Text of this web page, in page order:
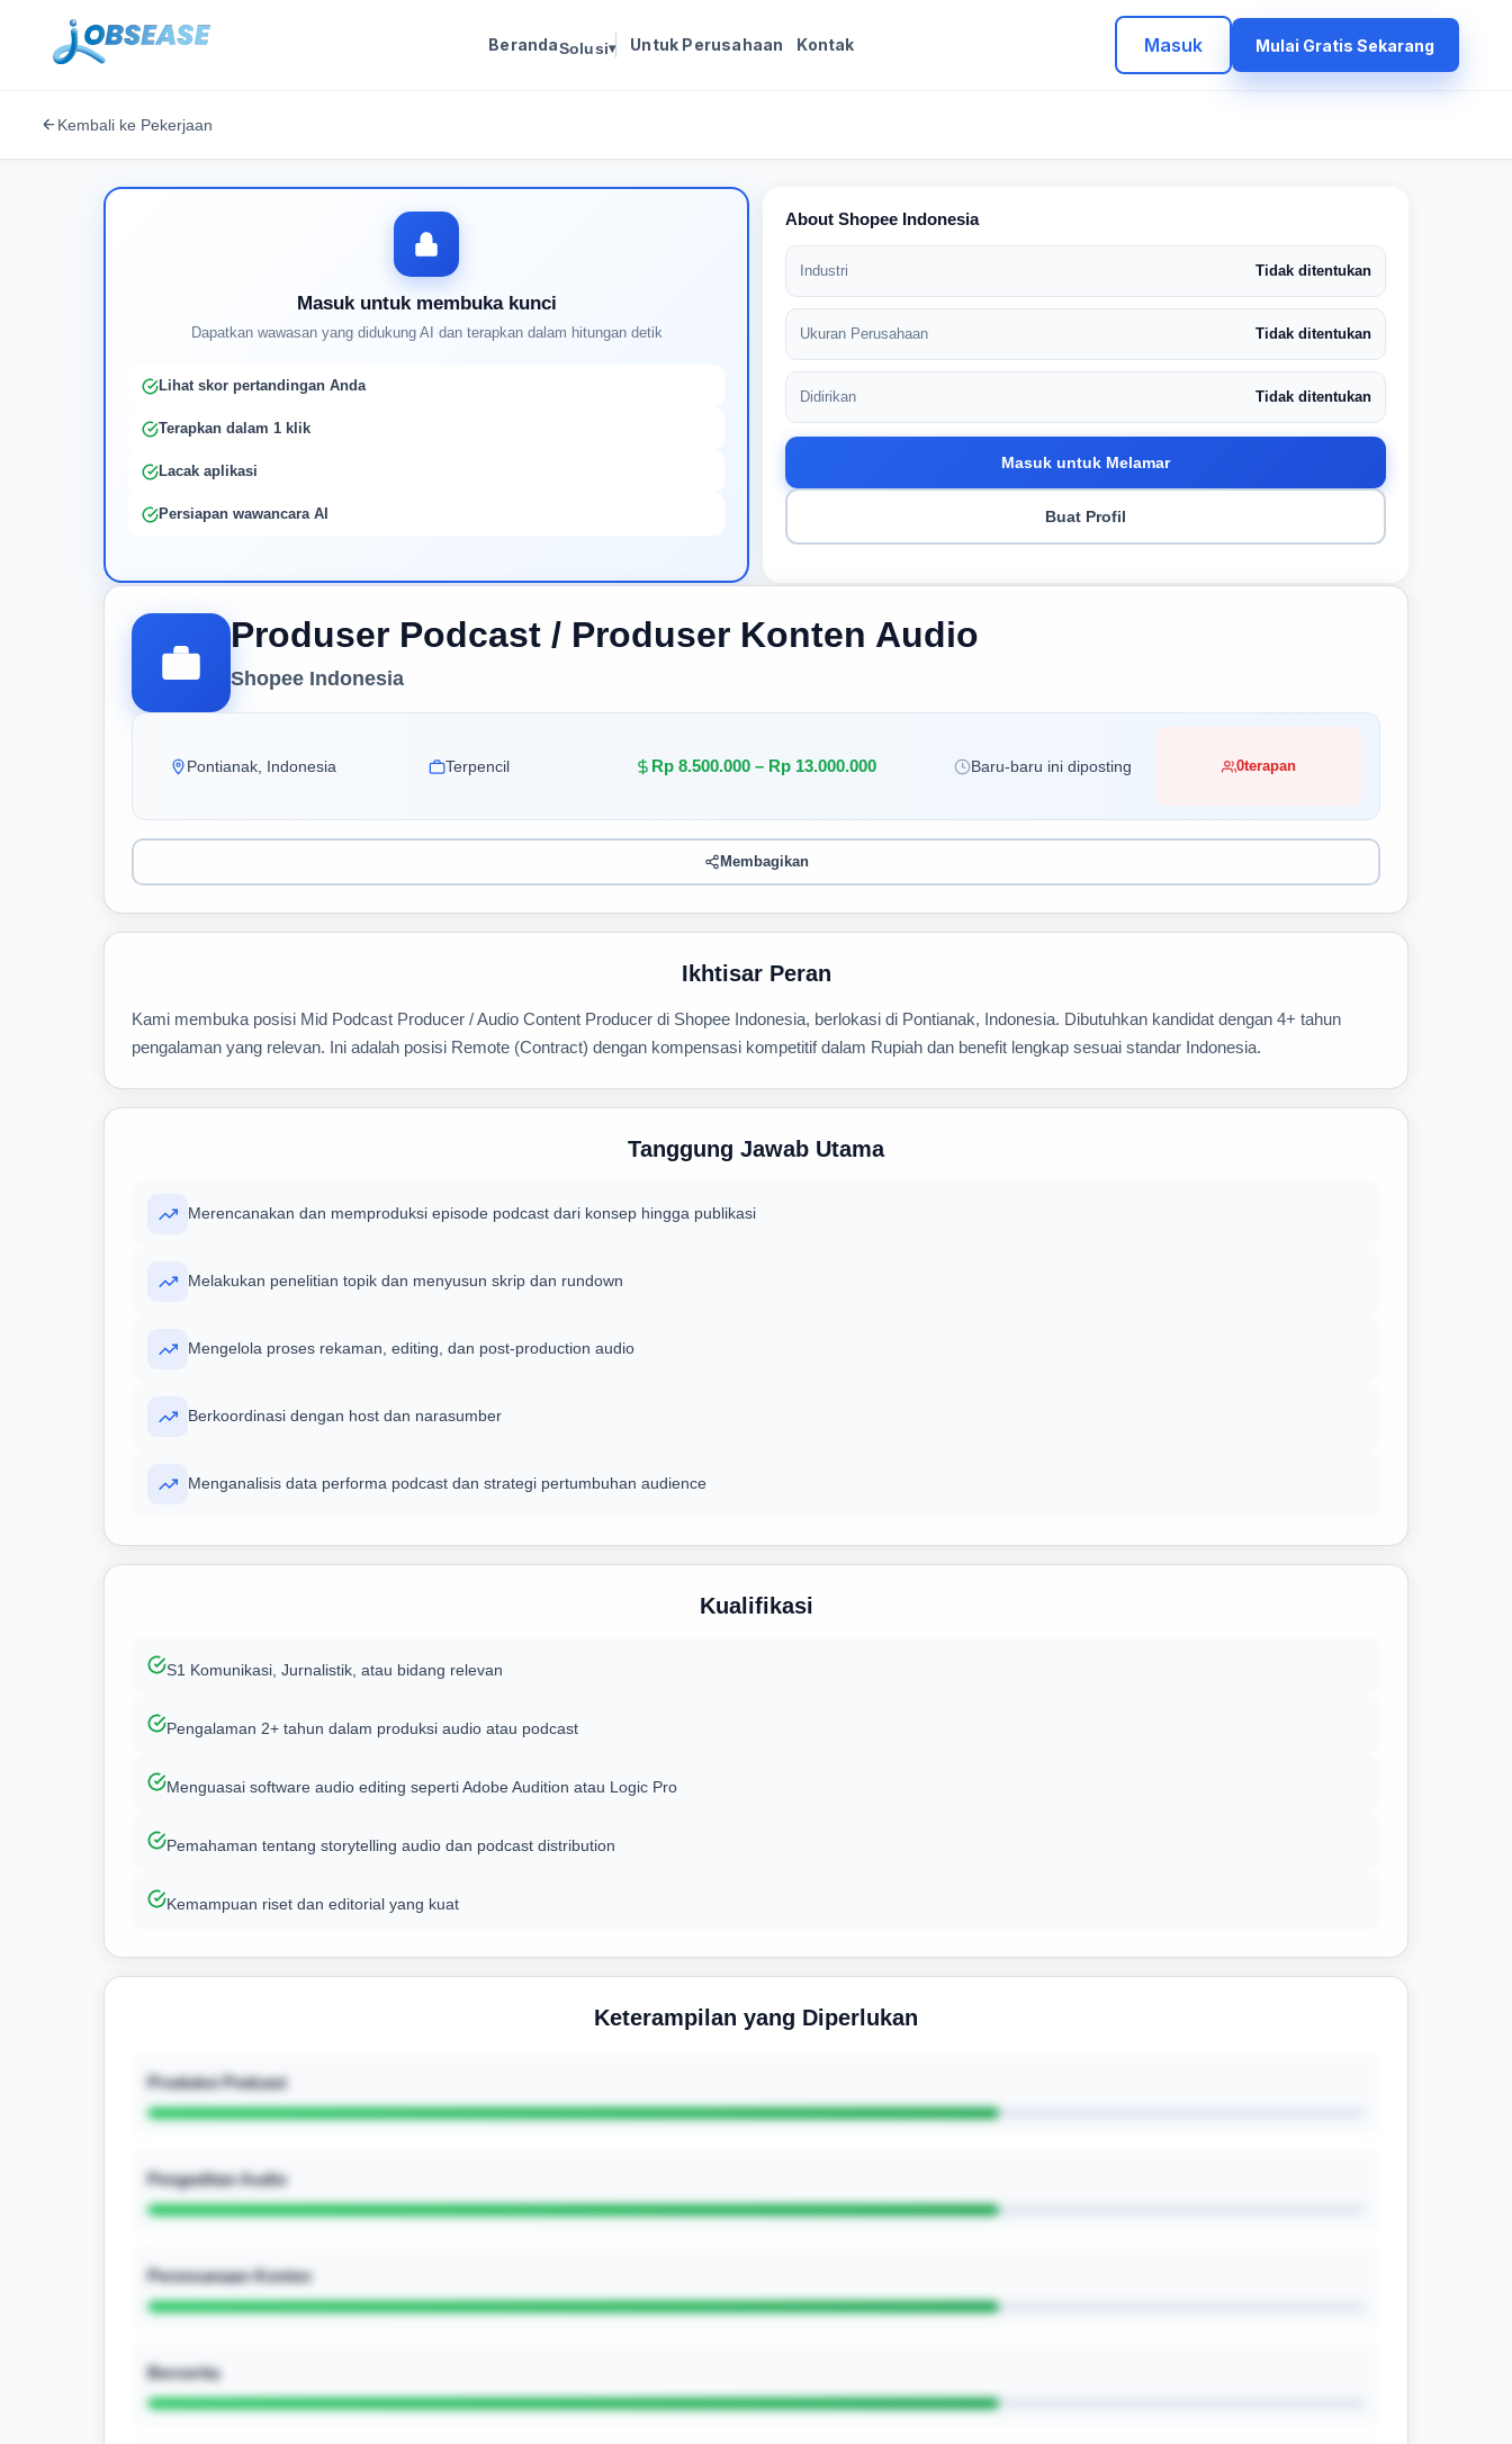
BerandaSolusi▾ Untuk Perusahaan Kontak Masuk Mulai Gratis Sekarang
Kembali ke Pekerjaan
Produser Podcast / Produser Konten Audio
Shopee Indonesia
Pontianak, Indonesia Terpencil Rp 8.500.000 – Rp 13.000.000 Baru-baru ini diposting 0terapan
Membagikan
Ikhtisar Peran
Kami membuka posisi Mid Podcast Producer / Audio Content Producer di Shopee Indonesia, berlokasi di Pontianak, Indonesia. Dibutuhkan kandidat dengan 4+ tahun
pengalaman yang relevan. Ini adalah posisi Remote (Contract) dengan kompensasi kompetitif dalam Rupiah dan benefit lengkap sesuai standar Indonesia.
Tanggung Jawab Utama
Merencanakan dan memproduksi episode podcast dari konsep hingga publikasi
Melakukan penelitian topik dan menyusun skrip dan rundown
Mengelola proses rekaman, editing, dan post-production audio
Berkoordinasi dengan host dan narasumber
Menganalisis data performa podcast dan strategi pertumbuhan audience
Kualifikasi
S1 Komunikasi, Jurnalistik, atau bidang relevan
Pengalaman 2+ tahun dalam produksi audio atau podcast
Menguasai software audio editing seperti Adobe Audition atau Logic Pro
Pemahaman tentang storytelling audio dan podcast distribution
Kemampuan riset dan editorial yang kuat
Keterampilan yang Diperlukan
Produksi Podcast
Pengeditan Audio
Perencanaan Konten
Bercerita
Masuk untuk membuka kunci
Dapatkan wawasan yang didukung AI dan terapkan dalam hitungan detik
Lihat skor pertandingan Anda
Terapkan dalam 1 klik
Lacak aplikasi
Persiapan wawancara AI
About Shopee Indonesia
Industri Tidak ditentukan
Ukuran Perusahaan Tidak ditentukan
Didirikan Tidak ditentukan
Masuk untuk Melamar
Buat Profil